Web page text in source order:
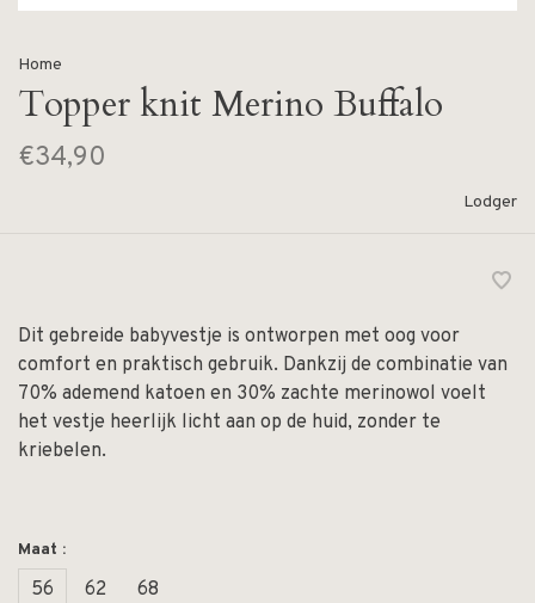
Home
Topper knit Merino Buffalo
€34,90
Lodger
Dit gebreide babyvestje is ontworpen met oog voor
comfort en praktisch gebruik. Dankzij de combinatie van
70% ademend katoen en 30% zachte merinowol voelt
het vestje heerlijk licht aan op de huid, zonder te
kriebelen.
Maat :
56 62 68